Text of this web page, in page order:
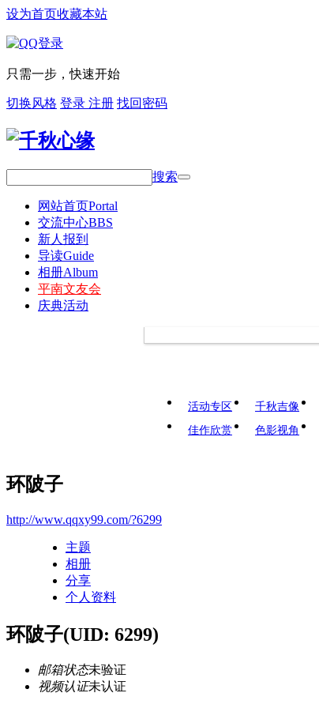
设为首页收藏本站
只需一步，快速开始
切换风格 登录 注册 找回密码
搜索
网站首页Portal
交流中心BBS
新人报到
导读Guide
相册Album
平南文友会
庆典活动
活动专区 千秋吉像
佳作欣赏
色影视角
环陂子
http://www.qqxy99.com/?6299
主题
相册
分享
个人资料
环陂子(UID: 6299)
邮箱状态未验证
视频认证未认证